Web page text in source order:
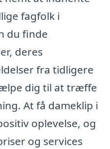
fagfolk i
du finde
deres
fra tidligere
dig til at træffe
At få dameklip i
oplevelse, og
og services